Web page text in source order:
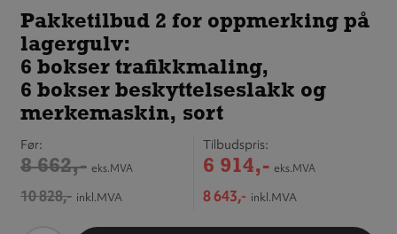
lagergulv:
6 bokser trafikkmaling,
6 bokser beskyttelseslakk
og merkemaskin, sort
Pakketilbud 2 for oppmerking på
lagergulv:
6 bokser trafikkmaling,
6 bokser beskyttelseslakk og
merkemaskin, sort
Tilbudspris
6 914,- eks.MVA
8 643,- inkl.MVA
Før
8 662,- eks.MVA
10 828,- inkl.MVA